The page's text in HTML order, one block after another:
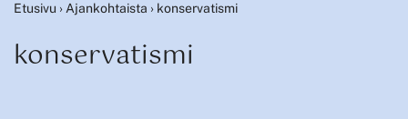
Etusivu ›Ajankohtaista › konservatismi
konservatismi